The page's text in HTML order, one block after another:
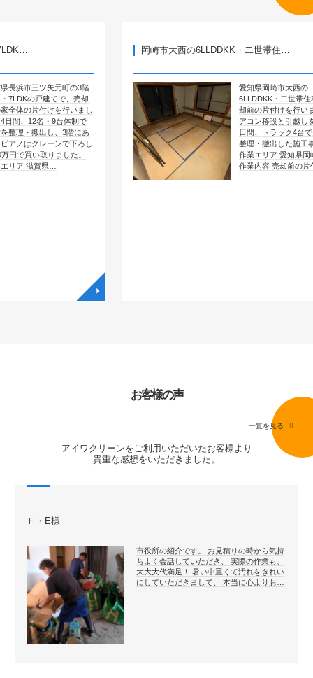
元町の3階
てで、売却
を行いまし
9台体制で
、3階にあ
ンで下ろし
ました。
…
岡崎市大西の6LLDDKK・二世帯住…
愛知県岡崎市大西の
6LLDDKK・二世帯住宅で、売
却前の片付けを行いました。エ
アコン移設と引越しを含めて4
日間、トラック4台で全部屋を
整理・搬出した施工事例です。
作業エリア 愛知県岡崎市大西
作業内容 売却前の片付け …
お客様の声
アイワクリーンをご利用いただいたお客様より
貴重な感想をいただきました。
一覧を見る
Ｆ・E様
市役所の紹介です。 お見積りの時から気持
ちよく会話していただき、 実際の作業も、
大大大代満足！ 暑い中重くて汚れをきれい
にしていただきまして、 本当に心よりお…